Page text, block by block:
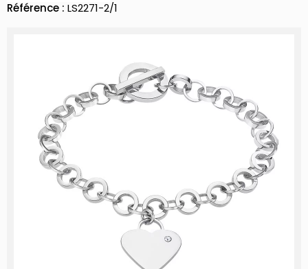
Référence : LS2271-2/1